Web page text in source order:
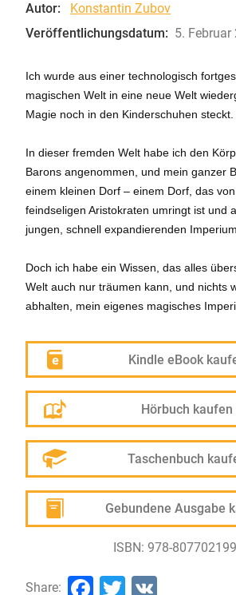
Autor:
Konstantin Zubov
Veröffentlichungsdatum: 5. Februar
Ich wurde aus einer technologisch
magischen Welt in eine neue Welt
Magie noch in den Kinderschuhen steckt.
In dieser fremden Welt habe ich den
Barons angenommen, und mein ganzer
einem kleinen Dorf – einem Dorf, das
feindseligen Aristokraten umringt ist und
jungen, schnell expandierenden
Doch ich habe ein Wissen, das alles
Welt auch nur träumen kann, und nichts
abhalten, mein eigenes magisches
Kindle eBook
Hörbuch kaufen
Taschenbuch
Gebundene Ausgabe
ISBN: 978-
Share: Facebook
Twitter